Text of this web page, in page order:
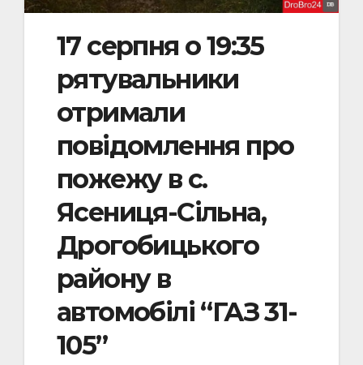
17 серпня о 19:35
рятувальники
отримали
повідомлення про
пожежу в с.
Ясениця-Сільна,
Дрогобицького
району в
автомобілі “ГАЗ 31-
105”